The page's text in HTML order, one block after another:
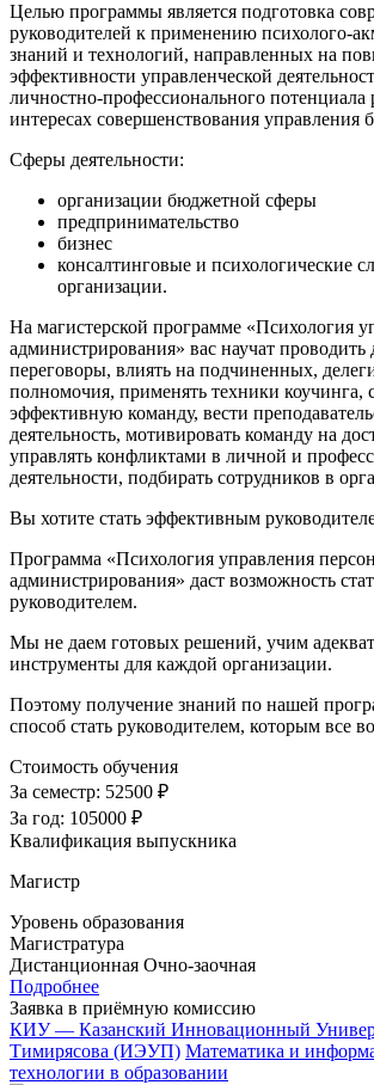
Целью программы является подготовка
руководителей к применению психолого-
знаний и технологий, направленных на
эффективности управленческой
личностно-профессионального потенциала
интересах совершенствования управления
Сферы деятельности:
организации бюджетной сферы
предпринимательство
бизнес
консалтинговые и психологические
организации.
На магистерской программе «Психология
администрирования» вас научат проводить
переговоры, влиять на подчиненных,
полномочия, применять техники коучинга,
эффективную команду, вести
деятельность, мотивировать команду на
управлять конфликтами в личной и
деятельности, подбирать сотрудников в
Вы хотите стать эффективным
Программа «Психология управления
администрирования» даст возможность
руководителем.
Мы не даем готовых решений, учим
инструменты для каждой организации.
Поэтому получение знаний по нашей
способ стать руководителем, которым все
Стоимость обучения
За семестр: 52500 ₽
За год: 105000 ₽
Квалификация выпускника
Магистр
Уровень образования
Магистратура
Дистанционная Очно-заочная
Подробнее
Заявка в приёмную комиссию
КИУ — Казанский Инновационный
Тимирясова (ИЭУП) Математика и
технологии в образовании